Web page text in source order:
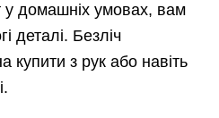
домашніх умовах, вам
деталі. Безліч
купити з рук або навіть